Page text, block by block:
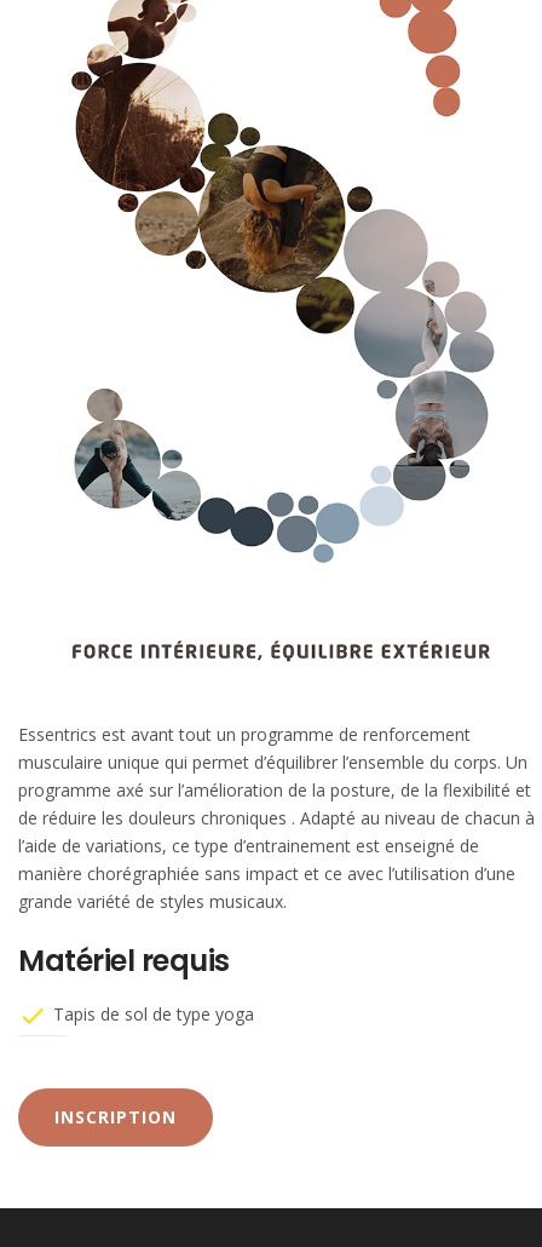
Essentrics est avant tout un programme de renforcement
musculaire unique qui permet d’équilibrer l’ensemble du corps. Un
programme axé sur l’amélioration de la posture, de la flexibilité et
de réduire les douleurs chroniques . Adapté au niveau de chacun à
l’aide de variations, ce type d’entrainement est enseigné de
manière chorégraphiée sans impact et ce avec l’utilisation d’une
grande variété de styles musicaux.
Matériel requis
check Tapis de sol de type yoga
INSCRIPTION